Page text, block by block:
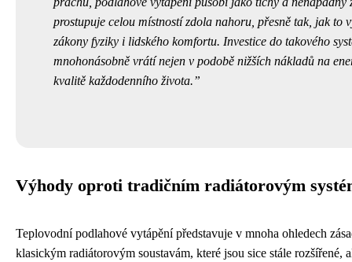
prostupuje celou místností zdola nahoru, přesně tak, jak to
zákony fyziky i lidského komfortu. Investice do takového
mnohonásobně vrátí nejen v podobě nižších nákladů na
kvalitě každodenního života.
Výhody oproti tradičním radiátorovým
Teplovodní podlahové vytápění představuje v mnoha ohledech
klasickým radiátorovým soustavám, které jsou sice stále rozšířené,